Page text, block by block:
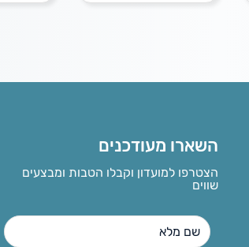
השארו מעודכנים
הצטרפו למועדון וקבלו הטבות ומבצעים
שווים